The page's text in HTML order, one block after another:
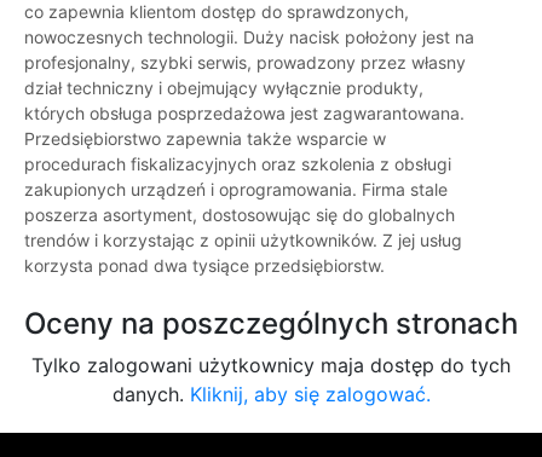
co zapewnia klientom dostęp do sprawdzonych,
nowoczesnych technologii. Duży nacisk położony jest na
profesjonalny, szybki serwis, prowadzony przez własny
dział techniczny i obejmujący wyłącznie produkty,
których obsługa posprzedażowa jest zagwarantowana.
Przedsiębiorstwo zapewnia także wsparcie w
procedurach fiskalizacyjnych oraz szkolenia z obsługi
zakupionych urządzeń i oprogramowania. Firma stale
poszerza asortyment, dostosowując się do globalnych
trendów i korzystając z opinii użytkowników. Z jej usług
korzysta ponad dwa tysiące przedsiębiorstw.
Oceny na poszczególnych stronach
Tylko zalogowani użytkownicy maja dostęp do tych
danych. Kliknij, aby się zalogować.